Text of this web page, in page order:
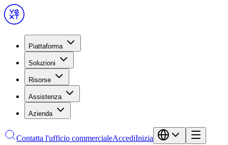
Piattaforma
Soluzioni
Risorse
Assistenza
Azienda
Contatta l'ufficio commercialeAccediInizia